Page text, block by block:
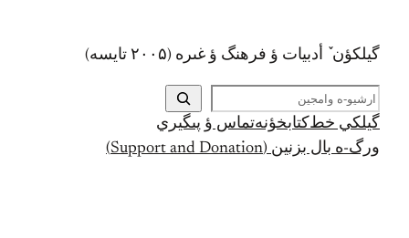
گيلکؤن ٚ أدبیات ؤ فرهنگ ؤ غىره (۲۰۰۵ تايسه)
ج
س
ت
ج
گيلکي خط کتابخؤنهتماس ؤ پىگيري
ورگ-ه بال بزنين (Support and Donation)